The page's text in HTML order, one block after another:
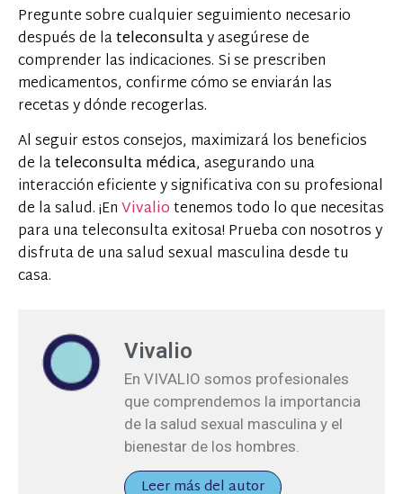
Pregunte sobre cualquier seguimiento necesario
después de lateleconsultay asegúrese de
comprender las indicaciones. Si se prescriben
medicamentos, confirme cómo se enviarán las
recetas y dónde recogerlas.
Al seguir estos consejos, maximizará los beneficios
de lateleconsulta médica, asegurando una
interacción eficiente y significativa con su profesional
de la salud. ¡EnVivaliotenemos todo lo que necesitas
para una teleconsulta exitosa! Prueba con nosotros y
disfruta de una salud sexual masculina desde tu
casa.
Vivalio
En VIVALIO somos profesionales
que comprendemos la importancia
de la salud sexual masculina y el
bienestar de los hombres.
Leer más del autor